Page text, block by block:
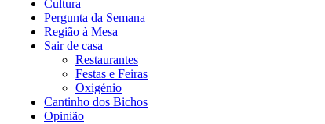
Cultura
Pergunta da Semana
Região à Mesa
Sair de casa
Restaurantes
Festas e Feiras
Oxigénio
Cantinho dos Bichos
Opinião